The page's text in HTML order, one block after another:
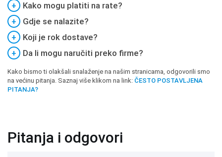
+
Kako mogu platiti na rate?
+
Gdje se nalazite?
+
Koji je rok dostave?
+
Da li mogu naručiti preko firme?
Kako bismo ti olakšali snalaženje na našim stranicama, odgovorili smo
na većinu pitanja. Saznaj više klikom na link: ČESTO POSTAVLJENA
PITANJA?
Pitanja i odgovori